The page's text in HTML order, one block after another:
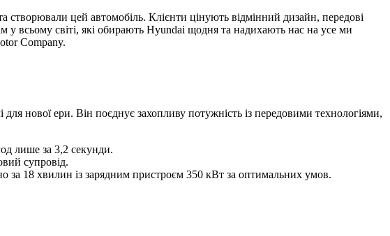
створювали цей автомобіль. Клієнти цінують відмінний дизайн, передові
у всьому світі, які обирають Hyundai щодня та надихають нас на усе ми
Company.
нової ери. Він поєднує захопливу потужність із передовими технологіями,
лише за 3,2 секунди.
супровід.
за 18 хвилин із зарядним пристроєм 350 кВт за оптимальних умов.